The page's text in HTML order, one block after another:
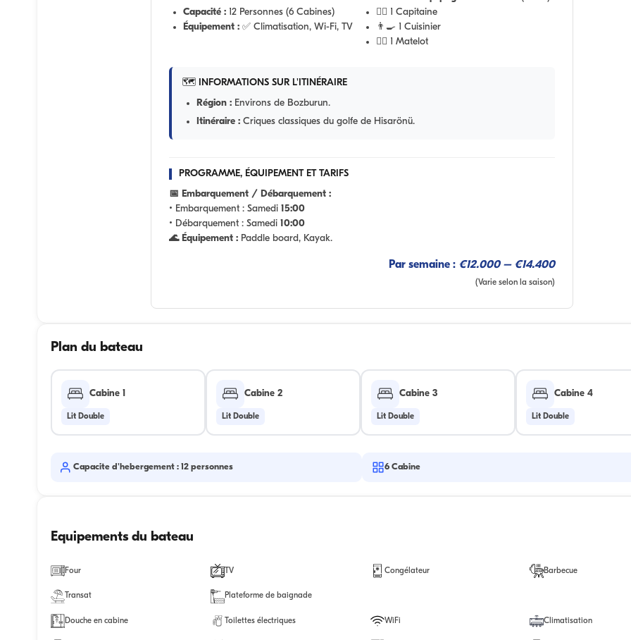
Capacité : 12 Personnes (6 Cabines)
Équipement : ✅ Climatisation, Wi-Fi, TV
👨‍✈️ 1 Capitaine
👨‍🍳 1 Cuisinier
🧑‍✈️ 1 Matelot
🗺️ INFORMATIONS SUR L'ITINÉRAIRE
Région : Environs de Bozburun.
Itinéraire : Criques classiques du golfe de Hisarönü.
PROGRAMME, ÉQUIPEMENT ET TARIFS
📅 Embarquement / Débarquement :
• Embarquement : Samedi 15:00
• Débarquement : Samedi 10:00
🌊 Équipement : Paddle board, Kayak.
Par semaine : €12.000 – €14.400
(Varie selon la saison)
Plan du bateau
Cabine 1
Lit Double
Cabine 2
Lit Double
Cabine 3
Lit Double
Cabine 4
Lit Double
Capacite d'hebergement : 12 personnes 6 Cabine
Equipements du bateau
Four TV Congélateur Barbecue
Transat Plateforme de baignade
Douche en cabine Toilettes électriques WiFi Climatisation